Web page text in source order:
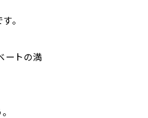
。
ートの満